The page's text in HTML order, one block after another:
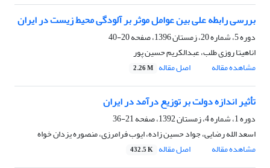
بررسی رابطه علی بین عوامل موثر بر آلودگی محیط زیست در ایران
دوره 5، شماره 20، زمستان 1396، صفحه
20-40
اناهیتا روزی طلب، عبدالکریم حسین پور
مشاهده مقاله
اصل مقاله 2.26 M
تأثیر اندازه دولت بر توزیع درآمد در ایران
دوره 1، شماره 4، زمستان 1392، صفحه
21-36
اسعد الله رضایی، جواد حسین زاده، ایوب فرامرزی، منصوره یزدان خواه
مشاهده مقاله
اصل مقاله 432.5 K